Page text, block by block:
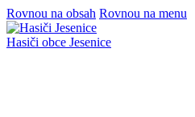
Rovnou na obsah Rovnou na menu
Hasiči obce Jesenice